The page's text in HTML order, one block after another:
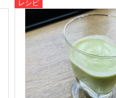
レシピ